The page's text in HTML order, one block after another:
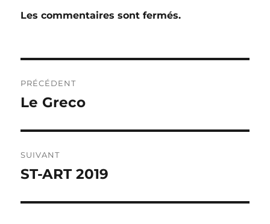
Les commentaires sont fermés.
de
PRÉCÉDENT
Publication
Le Greco
SUIVANT
Publication
ST-ART 2019